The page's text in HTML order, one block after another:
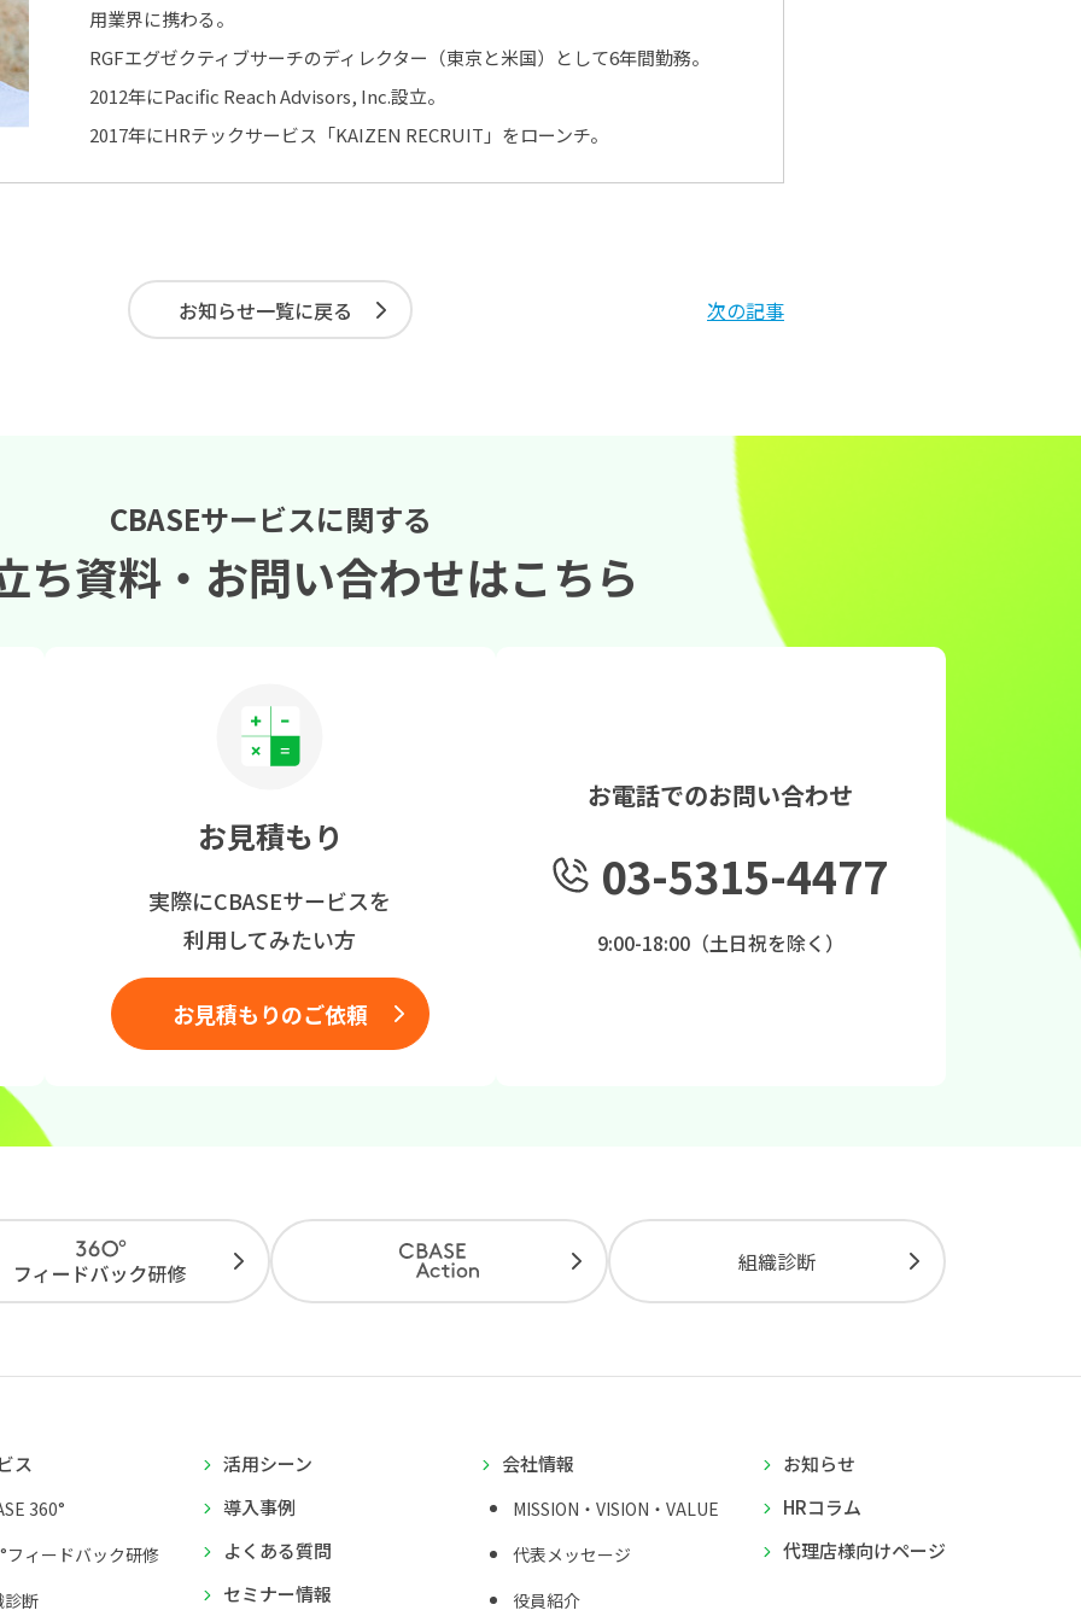
用業界に携わる。
RGFエグゼクティブサーチのディレクター（東京と米国）として6年間勤務。
2012年にPacific Reach Advisors, Inc.設立。
2017年にHRテックサービス「KAIZEN RECRUIT」をローンチ。
お知らせ一覧に戻る 次の記事
CBASEサービスに関する
ち資料・ お問い合わせはこちら
お見積もり
実際にCBASEサービスを
利用してみたい方
お見積もりのご依頼
お電話でのお問い合わせ
03-5315-4477
9:00-18:00（土日祝を除く）
組織診断
ス
360°
フィードバック研修
断
活用シーン
導入事例
よくある質問
セミナー情報
会社情報
MISSION・VISION・VALUE
代表メッセージ
役員紹介
お知らせ
HRコラム
代理店様向けページ